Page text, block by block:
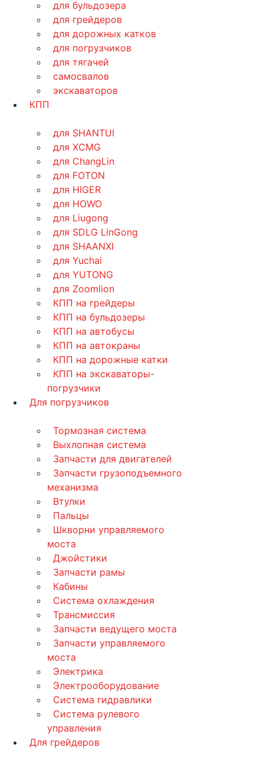
для бульдозера
для грейдеров
для дорожных катков
для погрузчиков
для тягачей
самосвалов
экскаваторов
КПП
для SHANTUI
для XCMG
для ChangLin
для FOTON
для HIGER
для HOWO
для Liugong
для SDLG LinGong
для SHAANXI
для Yuchai
для YUTONG
для Zoomlion
КПП на грейдеры
КПП на бульдозеры
КПП на автобусы
КПП на автокраны
КПП на дорожные катки
КПП на экскаваторы-
погрузчики
Для погрузчиков
Тормозная система
Выхлопная система
Запчасти для двигателей
Запчасти грузоподъемного
механизма
Втулки
Пальцы
Шкворни управляемого
моста
Джойстики
Запчасти рамы
Кабины
Система охлаждения
Трансмиссия
Запчасти ведущего моста
Запчасти управляемого
моста
Электрика
Электрооборудование
Система гидравлики
Система рулевого
управления
Для грейдеров